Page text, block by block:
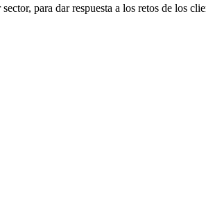
para dar respuesta a los retos de los